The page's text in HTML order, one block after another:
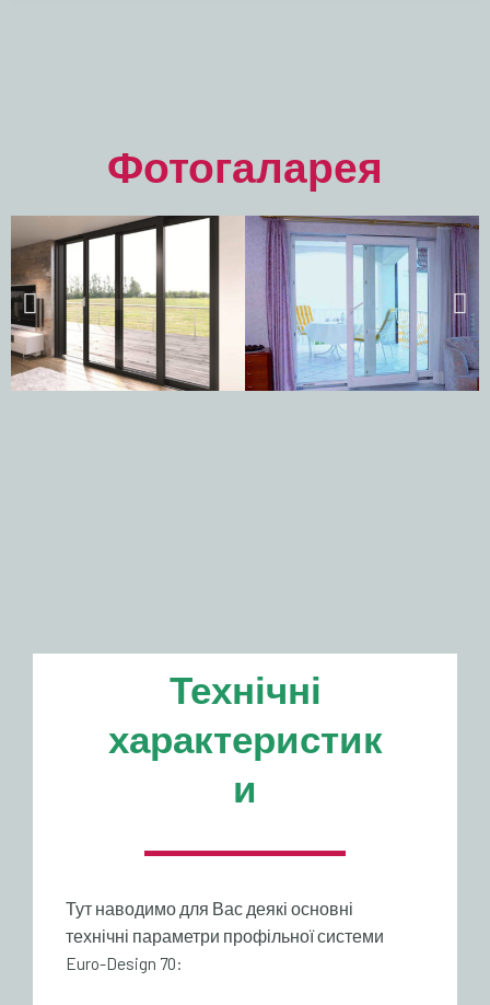
Фотогаларея
Технічні
характеристик
и
Тут наводимо для Вас деякі основні
технічні параметри профільної системи
Euro-Design 70: